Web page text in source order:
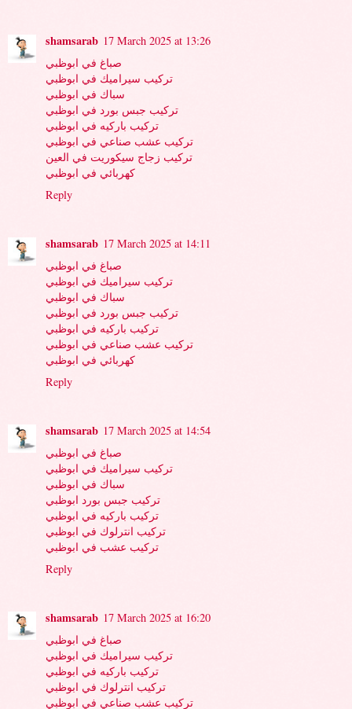
shamsarab 17 March 2025 at 13:26
صباغ في ابوظبي
تركيب سيراميك في ابوظبي
سباك في ابوظبي
تركيب جبس بورد في ابوظبي
تركيب باركيه في ابوظبي
تركيب عشب صناعي في ابوظبي
تركيب زجاج سيكوريت في العين
كهربائي في ابوظبي
Reply
shamsarab 17 March 2025 at 14:11
صباغ في ابوظبي
تركيب سيراميك في ابوظبي
سباك في ابوظبي
تركيب جبس بورد في ابوظبي
تركيب باركيه في ابوظبي
تركيب عشب صناعي في ابوظبي
كهربائي في ابوظبي
Reply
shamsarab 17 March 2025 at 14:54
صباغ في ابوظبي
تركيب سيراميك في ابوظبي
سباك في ابوظبي
تركيب جبس بورد ابوظبي
تركيب باركيه في ابوظبي
تركيب انترلوك في ابوظبي
تركيب عشب في ابوظبي
Reply
shamsarab 17 March 2025 at 16:20
صباغ في ابوظبي
تركيب سيراميك في ابوظبي
تركيب باركيه في ابوظبي
تركيب انترلوك في ابوظبي
تركيب عشب صناعي في ابوظبي